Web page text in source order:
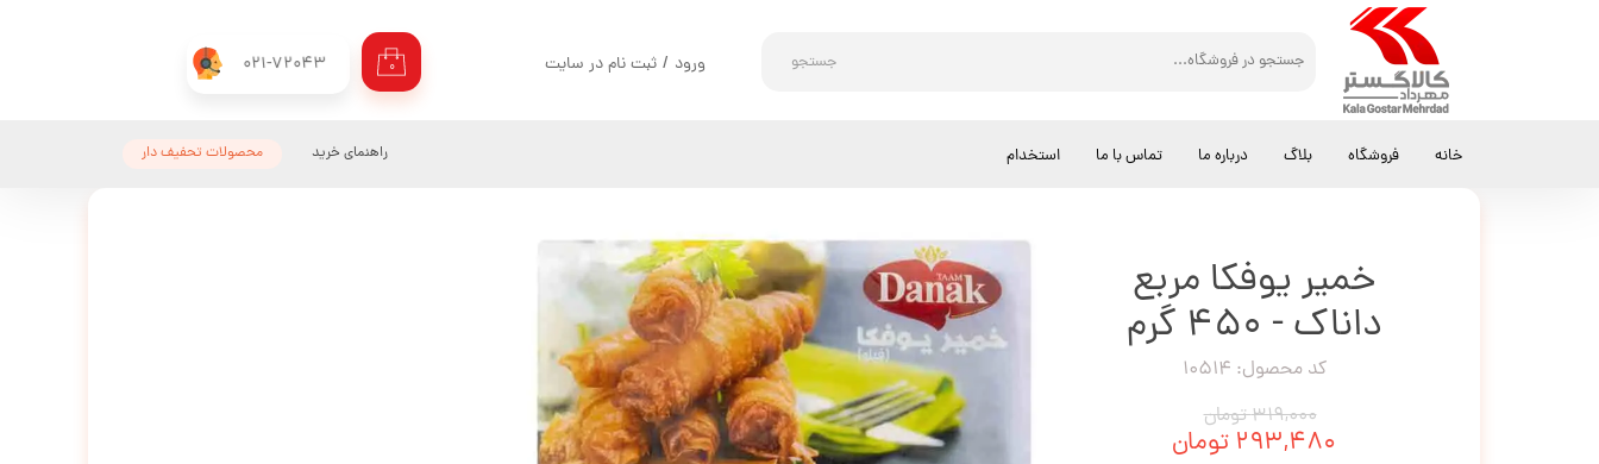
021-72043 جستجو ۰ ورود / ثبت نام در سایت
خروج از حساب کاربری
خانه فروشگاه بلاگ درباره ما تماس با ما استخدام محصولات تحفیف دار راهنمای خرید کالاگستر مهرداد انواع خمیر خمیر یوفکا مربع داناک - 450 گرم
خمیر یوفکا مربع
داناک - 450 گرم
کد محصول: 10514
۳۱۹,۰۰۰ تومان
۲۹۳,۴۸۰ تومان